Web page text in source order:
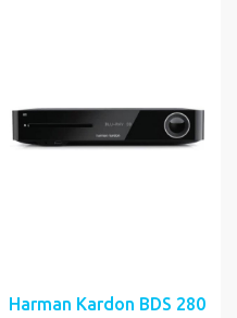
Harman Kardon BDS 280